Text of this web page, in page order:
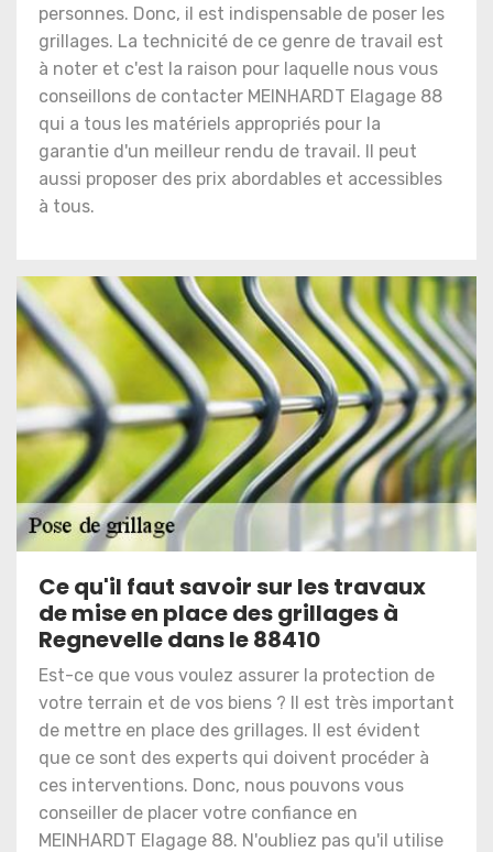
personnes. Donc, il est indispensable de poser les
grillages. La technicité de ce genre de travail est
à noter et c'est la raison pour laquelle nous vous
conseillons de contacter MEINHARDT Elagage 88
qui a tous les matériels appropriés pour la
garantie d'un meilleur rendu de travail. Il peut
aussi proposer des prix abordables et accessibles
à tous.
Ce qu'il faut savoir sur les travaux
de mise en place des grillages à
Regnevelle dans le 88410
Est-ce que vous voulez assurer la protection de
votre terrain et de vos biens ? Il est très important
de mettre en place des grillages. Il est évident
que ce sont des experts qui doivent procéder à
ces interventions. Donc, nous pouvons vous
conseiller de placer votre confiance en
MEINHARDT Elagage 88. N'oubliez pas qu'il utilise